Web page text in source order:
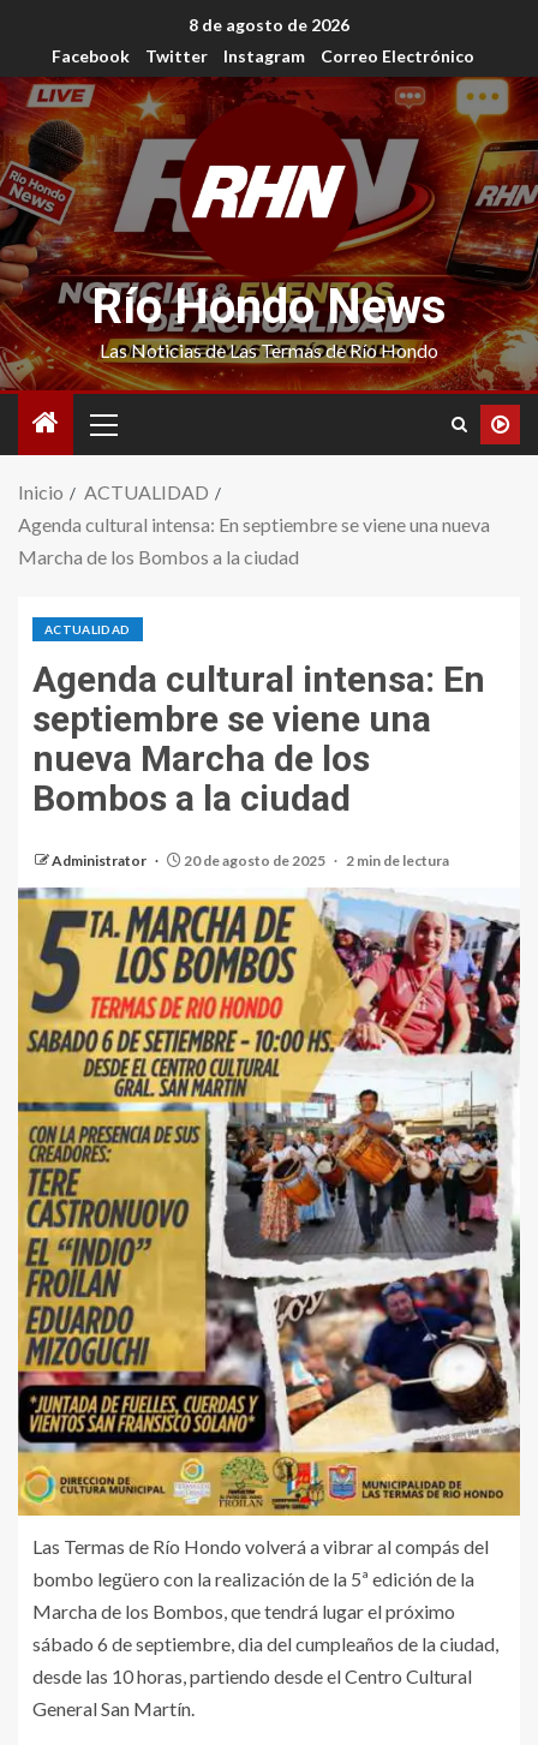
8 de agosto de 2026
Facebook
Twitter Instagram Correo Electrónico
Río Hondo News
Las Noticias de Las Termas de Río Hondo
Inicio
ACTUALIDAD
Agenda cultural intensa: En septiembre se viene una nueva
Marcha de los Bombos a la ciudad
ACTUALIDAD
Agenda cultural intensa: En
septiembre se viene una
nueva Marcha de los
Bombos a la ciudad
Administrator 20 de agosto de 2025 2 min de lectura
Las Termas de Río Hondo volverá a vibrar al compás del
bombo legüero con la realización de la 5ª edición de la
Marcha de los Bombos, que tendrá lugar el próximo
sábado 6 de septiembre, dia del cumpleaños de la ciudad,
desde las 10 horas, partiendo desde el Centro Cultural
General San Martín.